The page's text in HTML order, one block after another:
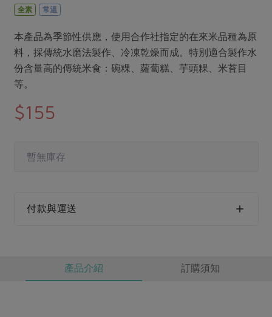
日用品
最新產品
優惠專區
素食專區
樂齡友善
養身食補
節慶大餐
高麗菜海鮮煎餅
把最好的台灣味帶回家！
綠主張月刊
典藏閱覽室
最新消息
媒體報導
下載專區
地區活動
活動報下載
全素 常溫
本產品為季節性供應，使用合作社指定的在來米品種為原
料，採傳統水磨法製作、冷凍乾燥而成。特別適合製作水
份含量高的傳統米食：碗粿、蘿蔔糕、芋頭粿、米苔目
等。
$155
暫無庫存
付款與運送
產品介紹 訂購須知